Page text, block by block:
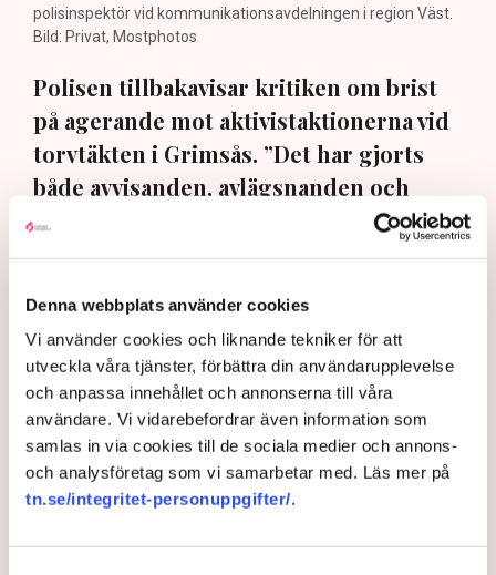
Denna webbplats använder cookies
Vi använder cookies och liknande tekniker för att
utveckla våra tjänster, förbättra din användarupplevelse
och anpassa innehållet och annonserna till våra
användare. Vi vidarebefordrar även information som
samlas in via cookies till de sociala medier och annons-
och analysföretag som vi samarbetar med. Läs mer på
tn.se/integritet-personuppgifter/.
polisinspektör vid kommunikationsavdelningen i region Väst.
Bild: Privat, Mostphotos
Polisen tillbakavisar kritiken om brist
på agerande mot aktivistaktionerna vid
torvtäkten i Grimsås. ”Det har gjorts
både avvisanden, avlägsnanden och
gripanden”, säger Anna-Lena Mann,
polisinspektör i region Väst, till TN.
Torvtäkten i Grimsås i Tranemo kommun har sedan 28
juli stoppats av aktivistgruppen Återställ Våtmarker
efter att aktivister har klättrat upp påtorvproducenten
Neovas maskiner, grävt igen diken och spridit
ogräsfrön över täkten.
Aktivisterna klättrar upp på
maskiner – polisen kan inte
avvisa dem: ”Upptrappning